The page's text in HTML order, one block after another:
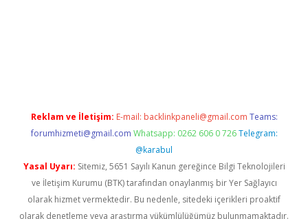
Reklam ve İletişim: E-mail: backlinkpaneli@gmail.com Teams:
forumhizmeti@gmail.com Whatsapp: 0262 606 0 726 Telegram:
@karabul
Yasal Uyarı: Sitemiz, 5651 Sayılı Kanun gereğince Bilgi Teknolojileri
ve İletişim Kurumu (BTK) tarafından onaylanmış bir Yer Sağlayıcı
olarak hizmet vermektedir. Bu nedenle, sitedeki içerikleri proaktif
olarak denetleme veya araştırma yükümlülüğümüz bulunmamaktadır.